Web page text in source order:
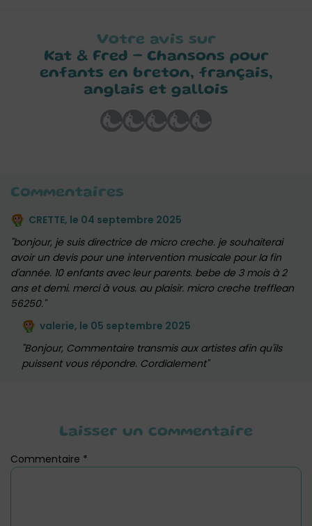
Votre avis sur
Kat & Fred – Chansons pour
enfants en breton, français,
anglais et gallois
Commentaires
CRETTE, le 04 septembre 2025
bonjour, je suis directrice de micro creche. je souhaiterai
avoir un devis pour une intervention musicale pour la fin
d'année. 10 enfants avec leur parents. bebe de 3 mois à 2
ans et demi. merci à vous. au plaisir. micro creche trefflean
56250.
valerie, le 05 septembre 2025
Bonjour, Commentaire transmis aux artistes afin qu'ils
puissent vous répondre. Cordialement
Laisser un commentaire
Commentaire *